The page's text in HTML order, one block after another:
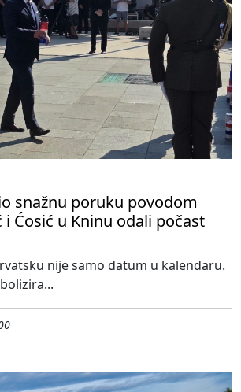
snažnu poruku povodom
i Ćosić u Kninu odali počast
nije samo datum u kalendaru.